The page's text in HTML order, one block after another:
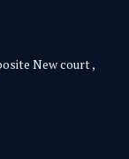
New court ,